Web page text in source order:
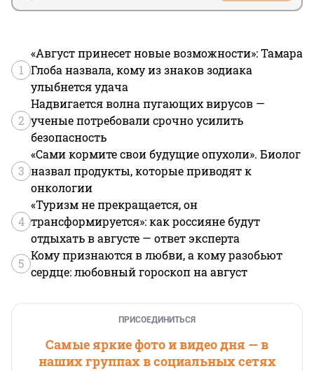
1
«Август принесет новые возможности»: Тамара
Глоба назвала, кому из знаков зодиака
улыбнется удача
2
Надвигается волна пугающих вирусов —
ученые потребовали срочно усилить
безопасность
3
«Сами кормите свои будущие опухоли». Биолог
назвал продукты, которые приводят к
онкологии
4
«Туризм не прекращается, он
трансформируется»: как россияне будут
отдыхать в августе — ответ эксперта
5
Кому признаются в любви, а кому разобьют
сердце: любовный гороскоп на август
ПРИСОЕДИНИТЬСЯ
Самые яркие фото и видео дня — в
наших группах в социальных сетях